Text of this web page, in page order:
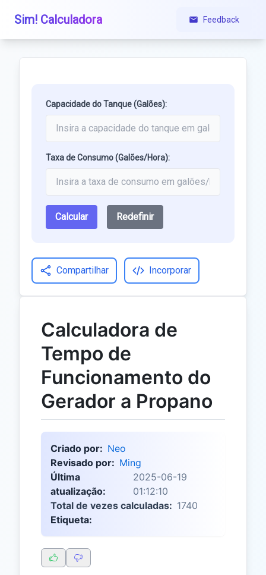
Sim! Calculadora Feedback
Capacidade do Tanque (Galões):
Taxa de Consumo (Galões/Hora):
Calcular Redefinir
Compartilhar Incorporar
Calculadora de
Tempo de
Funcionamento do
Gerador a Propano
Criado por: Neo
Revisado por: Ming
Última
atualização:
2025-06-19
01:12:10
Total de vezes calculadas: 1740
Etiqueta: